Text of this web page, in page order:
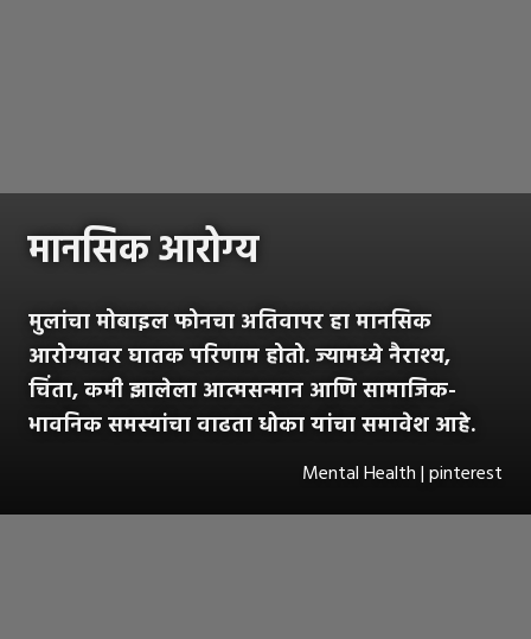
मानसिक आरोग्य
मुलांचा मोबाइल फोनचा अतिवापर हा मानसिक
आरोग्यावर घातक परिणाम होतो. ज्यामध्ये नैराश्य,
चिंता, कमी झालेला आत्मसन्मान आणि सामाजिक-
भावनिक समस्यांचा वाढता धोका यांचा समावेश आहे.
Mental Health | pinterest